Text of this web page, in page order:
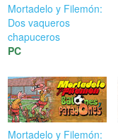
Mortadelo y Filemón:
Dos vaqueros
chapuceros
PC
Mortadelo y Filemón: